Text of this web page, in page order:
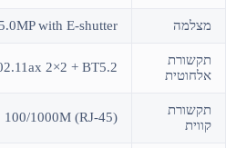
מצלמה 5.0MP with E-shutter
תקשורת
אלחוטית
2×2 + BT5.2
תקשורת
קווית
100/1000M (RJ-45)